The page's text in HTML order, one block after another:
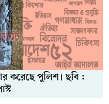
করেছে পুলিশ। ছবি :